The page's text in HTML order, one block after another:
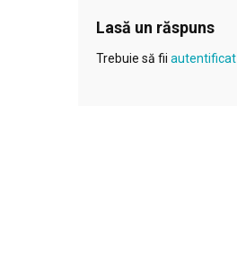
Lasă un răspuns
Trebuie să fii autentificat